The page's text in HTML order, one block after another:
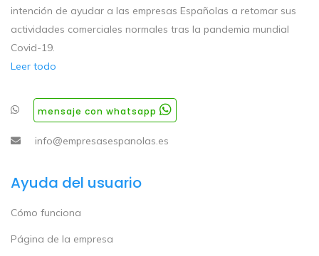
intención de ayudar a las empresas Españolas a retomar sus
actividades comerciales normales tras la pandemia mundial
Covid-19.
Leer todo
mensaje con whatsapp
info@empresasespanolas.es
Ayuda del usuario
Cómo funciona
Página de la empresa